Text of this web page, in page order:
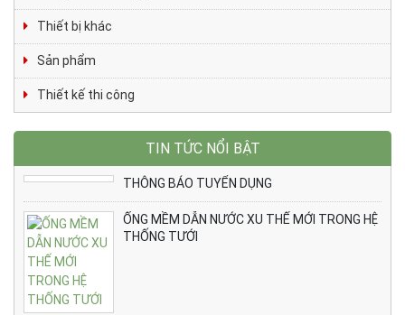
Thiết bị khác
Sản phẩm
Thiết kế thi công
TIN TỨC NỔI BẬT
THÔNG BÁO TUYỂN DỤNG
ỐNG MỀM DẪN NƯỚC XU THẾ MỚI TRONG HỆ
THỐNG TƯỚI